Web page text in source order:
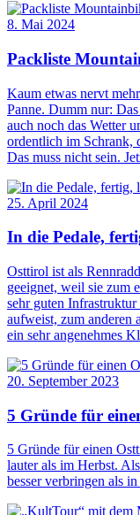
8. Mai 2024
Packliste
Kaum etwas nervt
Panne. Dumm nur:
auch noch das Wetter
ordentlich im Schrank,
Das muss nicht sein.
25. April 2024
In die Pedale,
Osttirol ist als
geeignet, weil sie zum
sehr guten
aufweist, zum anderen
ein sehr angenehmes
20. September 2023
5 Gründe für
5 Gründe für einen
lauter als im Herbst.
besser verbringen als